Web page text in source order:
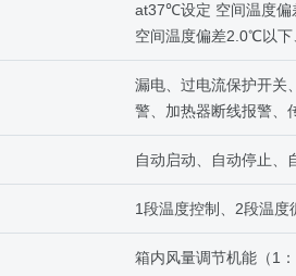
at37℃设定 空间温度
空间温度偏差2.0℃以
漏电、过电流保护开关
警、加热器断线报警、
自动启动、自动停止、
1段温度控制、2段温度
箱内风量调节机能（1